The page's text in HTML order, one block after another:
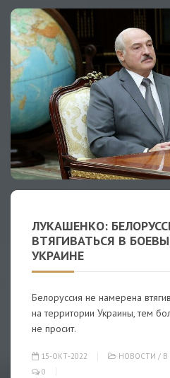
ЛУКАШЕНКО:
ВТЯГИВАТЬСЯ В
УКРАИНЕ
Белоруссия не намерена
на территории Украины, тем
не просит.
15-ОКТ-2022 НОВОСТИ / В
0